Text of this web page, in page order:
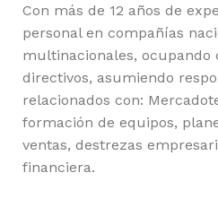
Con más de 12 años de
personal en compañías
multinacionales, ocupando
directivos, asumiendo
relacionados con:
formación de equipos,
ventas, destrezas
financiera.